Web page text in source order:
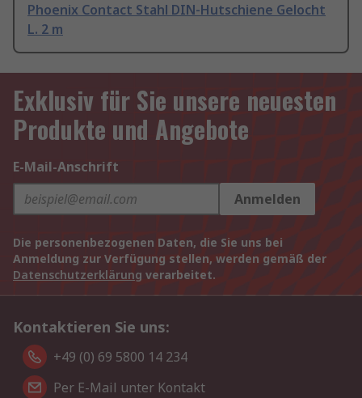
Phoenix Contact Stahl DIN-Hutschiene Gelocht
L. 2 m
Exklusiv für Sie unsere neuesten
Produkte und Angebote
E-Mail-Anschrift
Anmelden
Die personenbezogenen Daten, die Sie uns bei
Anmeldung zur Verfügung stellen, werden gemäß der
Datenschutzerklärung verarbeitet.
Kontaktieren Sie uns:
+49 (0) 69 5800 14 234
Per E-Mail unter Kontakt